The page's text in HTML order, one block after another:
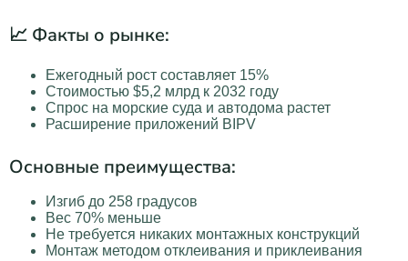
📈 Факты о рынке:
Ежегодный рост составляет 15%
Стоимостью $5,2 млрд к 2032 году
Спрос на морские суда и автодома растет
Расширение приложений BIPV
Основные преимущества:
Изгиб до 258 градусов
Вес 70% меньше
Не требуется никаких монтажных конструкций
Монтаж методом отклеивания и приклеивания